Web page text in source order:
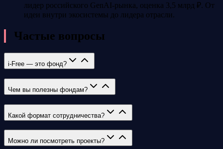
лидер российского GenAI-рынка, оценка 3,5 млрд ₽. От
идеи внутри экосистемы до лидера отрасли.
Частые вопросы
i-Free — это фонд?
Чем вы полезны фондам?
Какой формат сотрудничества?
Можно ли посмотреть проекты?